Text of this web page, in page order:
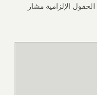
الحقول الإلزامية مشار